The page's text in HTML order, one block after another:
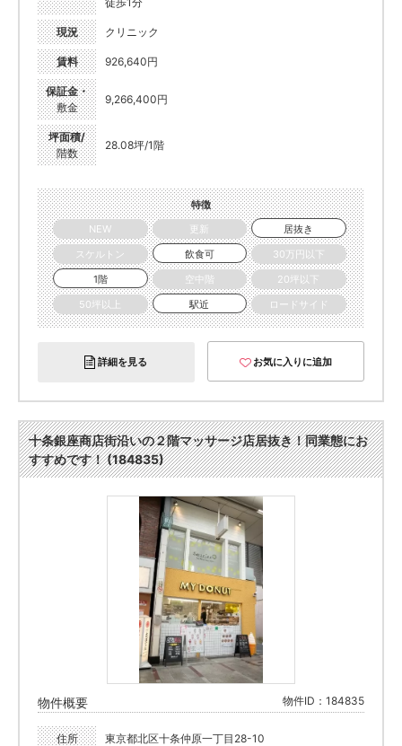
現況 クリニック
賃料 926,640円
保証金・
敷金
9,266,400円
坪面積/
階数
28.08坪/1階
特徴
NEW
更新
居抜き
スケルトン
飲食可
30万円以下
1階
空中階
20坪以下
50坪以上
駅近 ロードサイド
詳細を見る お気に入りに追加
十条銀座商店街沿いの２階マッサージ店居抜き！同業態にお
すすめです！ (184835)
物件概要 物件ID：184835
住所 東京都北区十条仲原一丁目28-10